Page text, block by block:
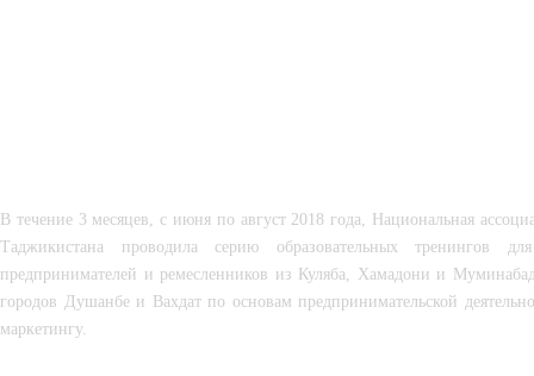
В течение 3 месяцев, с июня по август 2018 года, Национальная
Таджикистана проводила серию образовательных тренингов
предпринимателей и ремесленников из Куляба, Хамадони и
городов Душанбе и Вахдат по основам предпринимательской
маркетингу.